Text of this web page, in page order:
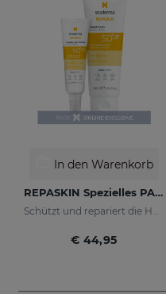
In den Warenkorb
REPASKIN Spezielles PACK
€ 44,95